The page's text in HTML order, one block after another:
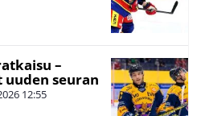
–
seuran
12:55